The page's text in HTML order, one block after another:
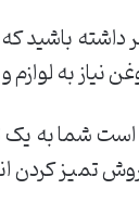
باشید
به لوازم
شما به یک
تمیز کردن